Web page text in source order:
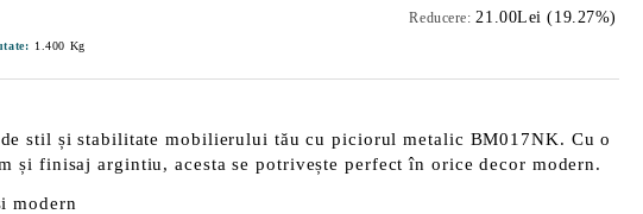
Reducere: 21.00Lei (19.27%)
1.400 Kg
stil și stabilitate mobilierului tău cu piciorul metalic BM017NK. Cu o
și finisaj argintiu, acesta se potrivește perfect în orice decor modern.
modern